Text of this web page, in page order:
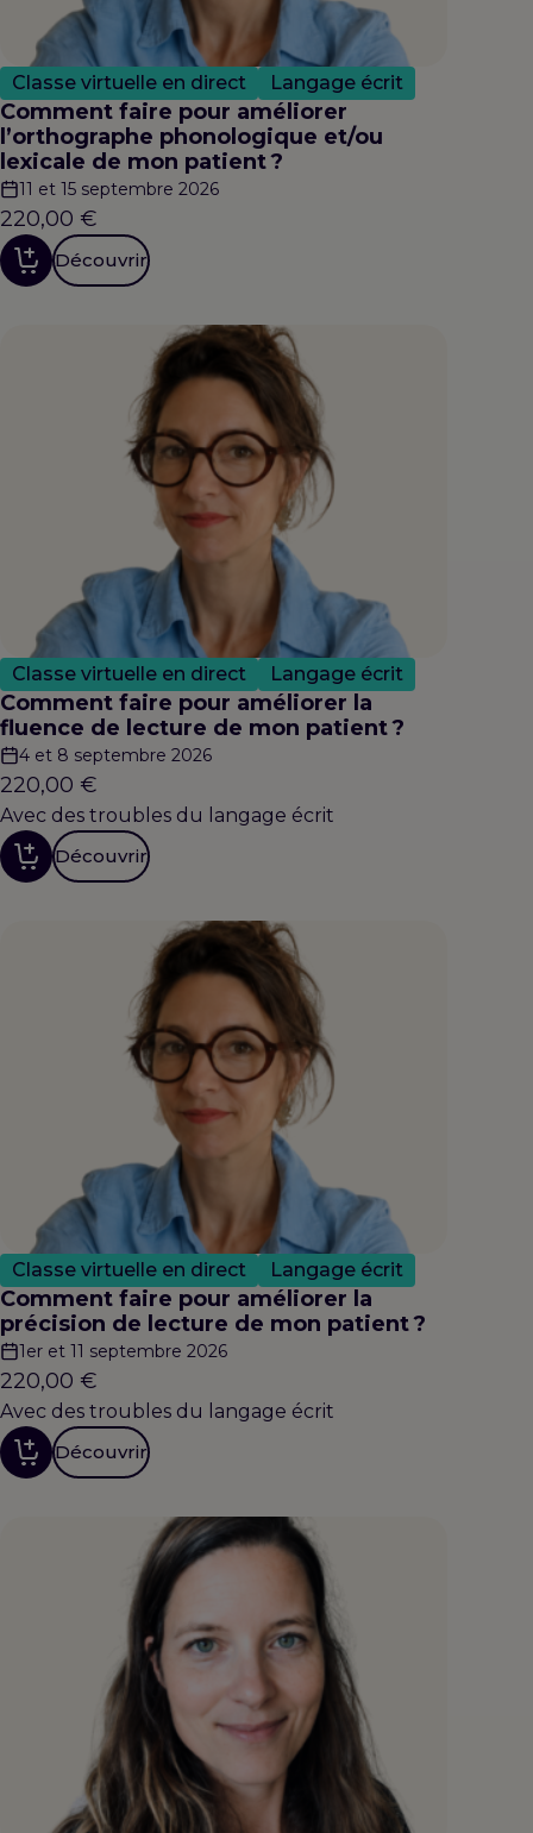
Classe virtuelle en direct Langage écrit
Comment faire pour améliorer
l’orthographe phonologique et/ou
lexicale de mon patient ?
11 et 15 septembre 2026
220,00 €
Découvrir
Classe virtuelle en direct Langage écrit
Comment faire pour améliorer la
fluence de lecture de mon patient ?
4 et 8 septembre 2026
220,00 €
Avec des troubles du langage écrit
Découvrir
Classe virtuelle en direct Langage écrit
Comment faire pour améliorer la
précision de lecture de mon patient ?
1er et 11 septembre 2026
220,00 €
Avec des troubles du langage écrit
Découvrir